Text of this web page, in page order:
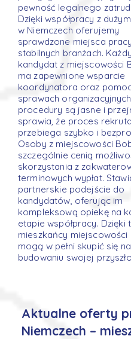
pewność legalnego
Dzięki współpracy z
w Niemczech oferujemy
sprawdzone miejsca
stabilnych branżach. Każdy
kandydat z miejscowości
ma zapewnione wsparcie
koordynatora oraz
sprawach
procedury są jasne i
sprawia, że proces
przebiega szybko i
Osoby z miejscowości
szczególnie cenią
skorzystania z
terminowych wypłat.
partnerskie podejście do
kandydatów, oferując im
kompleksową opiekę na
etapie współpracy. Dzięki
mieszkańcy miejscowości
mogą w pełni skupić się
budowaniu swojej
Aktualne oferty
Niemczech –